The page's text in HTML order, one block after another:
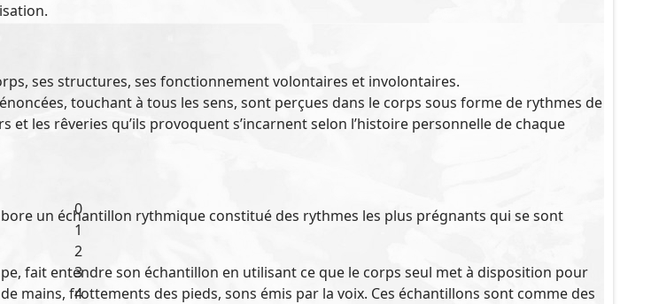
0
1
2
3
4
ses structures, ses fonctionnement volontaires et involontaires.
touchant à tous les sens, sont perçues dans le corps sous forme de rythmes de
les rêveries qu’ils provoquent s’incarnent selon l’histoire personnelle de chaque
un échantillon rythmique constitué des rythmes les plus prégnants qui se sont
fait entendre son échantillon en utilisant ce que le corps seul met à disposition pour
mains, frottements des pieds, sons émis par la voix. Ces échantillons sont comme des